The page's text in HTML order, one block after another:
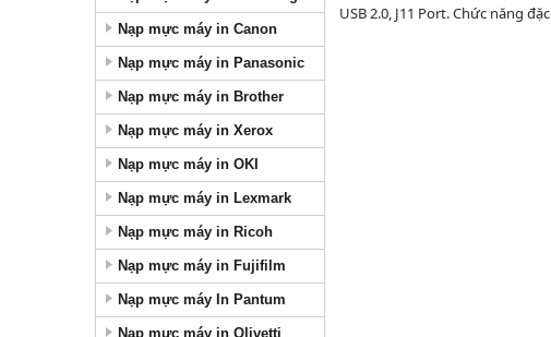
Nạp mực máy in Canon
Nạp mực máy in Panasonic
Nạp mực máy in Brother
Nạp mực máy in Xerox
Nạp mực máy in OKI
Nạp mực máy in Lexmark
Nạp mực máy in Ricoh
Nạp mực máy in Fujifilm
Nạp mực máy In Pantum
Nạp mực máy in Olivetti
USB 2.0, J11 Port. Chức năng